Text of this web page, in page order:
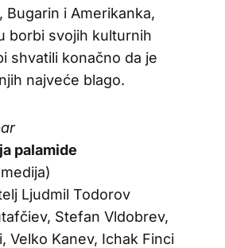
Bugarin i Amerikanka,
borbi svojih kulturnih
shvatili konačno da je
najveće blago.
palamide
Ljudmil Todorov
Stefan Vldobrev,
Velko Kanev, Ichak Finci